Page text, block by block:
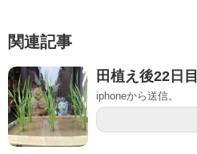
関連記事
田植え後22日目
iphoneから送信。